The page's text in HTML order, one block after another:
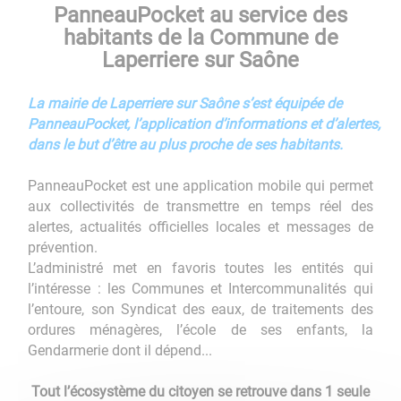
PanneauPocket au service des
habitants de la Commune de
Laperriere sur Saône
La mairie de Laperriere sur Saône s’est équipée de
PanneauPocket, l’application d’informations et d’alertes,
dans le but d’être au plus proche de ses habitants.
PanneauPocket est une application mobile qui permet
aux collectivités de transmettre en temps réel des
alertes, actualités officielles locales et messages de
prévention.
L’administré met en favoris toutes les entités qui
l’intéresse : les Communes et Intercommunalités qui
l’entoure, son Syndicat des eaux, de traitements des
ordures ménagères, l’école de ses enfants, la
Gendarmerie dont il dépend...
Tout l’écosystème du citoyen se retrouve dans 1 seule